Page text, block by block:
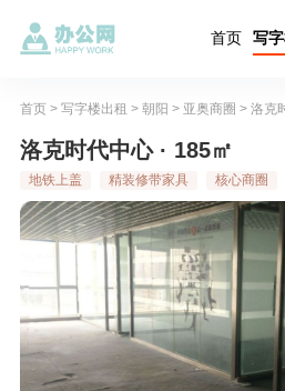
首页 写
首页> 写字楼出租 > 朝阳 > 亚奥商圈 > 洛克
洛克时代中心 · 185㎡
地铁上盖 精装修带家具 核心商圈